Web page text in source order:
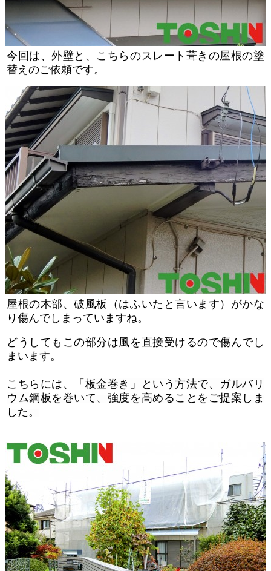
今回は、外壁と、こちらのスレート葺きの屋根の塗
替えのご依頼です。
屋根の木部、破風板（はふいたと言います）がかな
り傷んでしまっていますね。
どうしてもこの部分は風を直接受けるので傷んでし
まいます。
こちらには、「 板金巻き」という方法で、ガルバリ
ウム鋼板を巻いて、強度を高めることをご提案しま
した。